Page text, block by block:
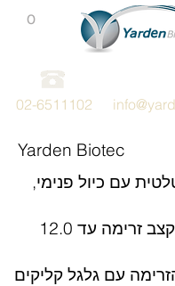
02-6511102
0
Yarden Biotec
עם כיול פנימי,
עד 600 סל"ד, קצב זרימה עד 12.0
עם גלגל קליקים